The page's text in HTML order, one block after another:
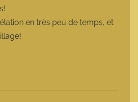
en très peu de temps, et